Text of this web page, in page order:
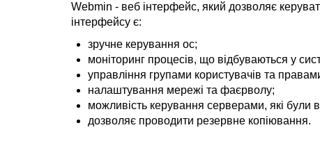
Webmin - веб інтерфейс, який дозволяє
інтерфейсу є:
зручне керування ос;
моніторинг процесів, що відбуваються у
управління групами користувачів та
налаштування мережі та фаєрволу;
можливість керування серверами, які були
дозволяє проводити резервне копіювання.